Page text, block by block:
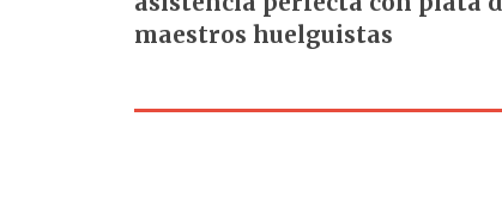
maestros huelguistas